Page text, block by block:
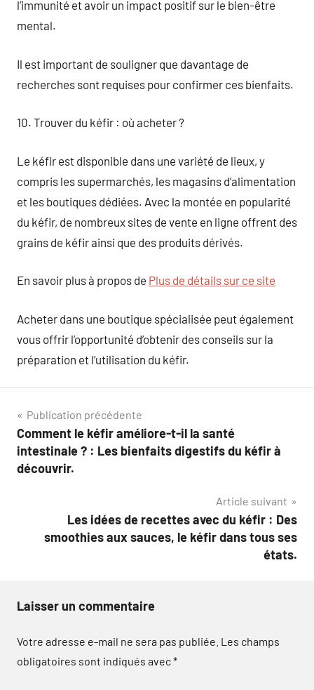
l’immunité et avoir un impact positif sur le bien-être
mental.
Il est important de souligner que davantage de
recherches sont requises pour confirmer ces bienfaits.
10. Trouver du kéfir : où acheter ?
Le kéfir est disponible dans une variété de lieux, y
compris les supermarchés, les magasins d’alimentation
et les boutiques dédiées. Avec la montée en popularité
du kéfir, de nombreux sites de vente en ligne offrent des
grains de kéfir ainsi que des produits dérivés.
En savoir plus à propos de Plus de détails sur ce site
Acheter dans une boutique spécialisée peut également
vous offrir l’opportunité d’obtenir des conseils sur la
préparation et l’utilisation du kéfir.
Navigation
de
l’article
Publication précédente
Comment le kéfir améliore-t-il la santé
intestinale ? : Les bienfaits digestifs du kéfir à
découvrir.
Article suivant
Les idées de recettes avec du kéfir : Des
smoothies aux sauces, le kéfir dans tous ses
états.
Laisser un commentaire
Votre adresse e-mail ne sera pas publiée. Les champs
obligatoires sont indiqués avec*